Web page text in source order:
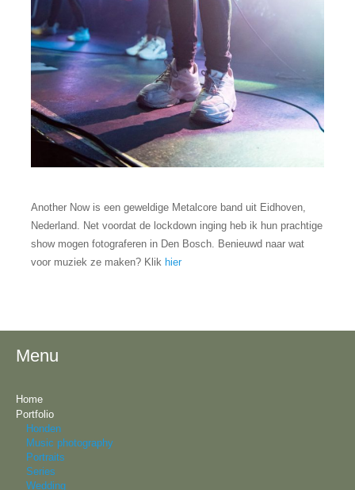
Another Now is een geweldige Metalcore band uit Eidhoven,
Nederland. Net voordat de lockdown inging heb ik hun prachtige
show mogen fotograferen in Den Bosch. Benieuwd naar wat
voor muziek ze maken? Klik hier
Menu
Home
Portfolio
Honden
Music photography
Portraits
Series
Wedding